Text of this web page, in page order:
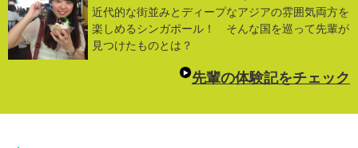
近代的な街並みとディープなアジアの雰囲気両方を
楽しめるシンガポール！ そんな国を巡って先輩が
見つけたものとは？
先輩の体験記をチェック